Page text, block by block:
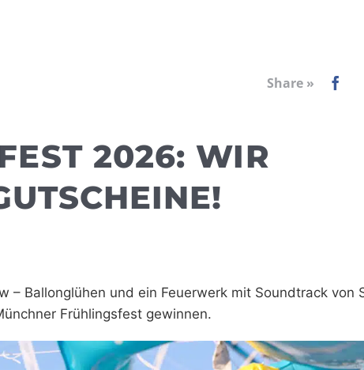
Share »
2026: WIR
– Ballonglühen und ein Feuerwerk mit Soundtrack von
Frühlingsfest gewinnen.